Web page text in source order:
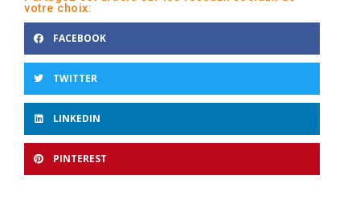
votre choix:
FACEBOOK
TWITTER
LINKEDIN
PINTEREST